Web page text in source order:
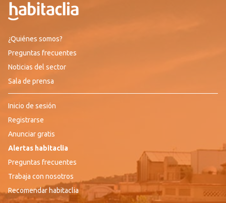
¿Quiénes somos?
Preguntas frecuentes
Noticias del sector
Sala de prensa
Inicio de sesión
Registrarse
Anunciar gratis
Alertas habitaclia
Preguntas frecuentes
Trabaja con nosotros
Recomendar habitaclia